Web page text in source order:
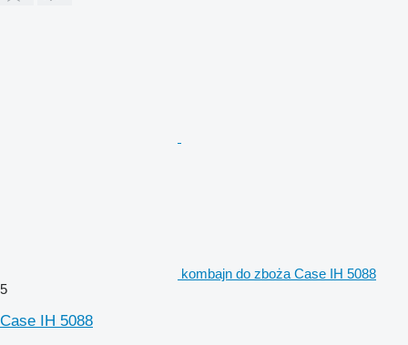
kombajn do zboża Case IH 5088
5
Case IH 5088